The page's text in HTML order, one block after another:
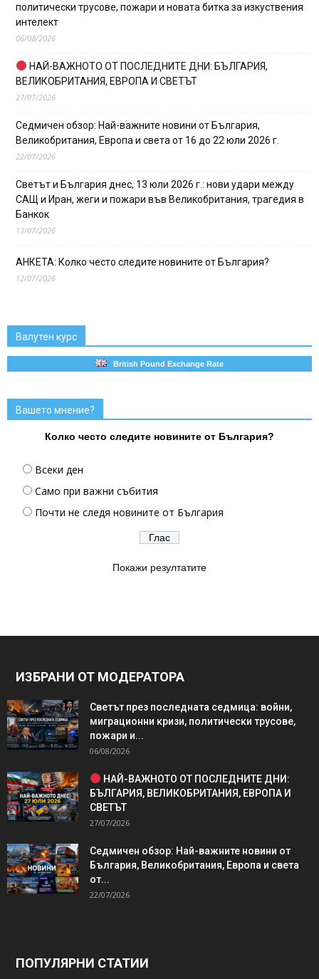
политически трусове, пожари и новата битка за изкуствения
интелект
06/08/2026
НАЙ-ВАЖНОТО ОТ ПОСЛЕДНИТЕ ДНИ: БЪЛГАРИЯ,
ВЕЛИКОБРИТАНИЯ, ЕВРОПА И СВЕТЪТ
27/07/2026
Седмичен обзор: Най-важните новини от България,
Великобритания, Европа и света от 16 до 22 юли 2026 г.
22/07/2026
Светът и България днес, 13 юли 2026 г.: нови удари между
САЩ и Иран, жеги и пожари във Великобритания, трагедия в
Банкок
13/07/2026
АНКЕТА: Колко често следите новините от България?
12/07/2026
Валутен курс
British Pound Exchange Rate
Вашето мнение?
Колко често следите новините от България?
Всеки ден
Само при важни събития
Почти не следя новините от България
Покажи резултатите
ИЗБРАНИ ОТ МОДЕРАТОРА
Светът през последната седмица: войни,
миграционни кризи, политически трусове,
пожари и...
06/08/2026
НАЙ-ВАЖНОТО ОТ ПОСЛЕДНИТЕ ДНИ:
БЪЛГАРИЯ, ВЕЛИКОБРИТАНИЯ, ЕВРОПА И
СВЕТЪТ
27/07/2026
Седмичен обзор: Най-важните новини от
България, Великобритания, Европа и света
от...
22/07/2026
ПОПУЛЯРНИ СТАТИИ